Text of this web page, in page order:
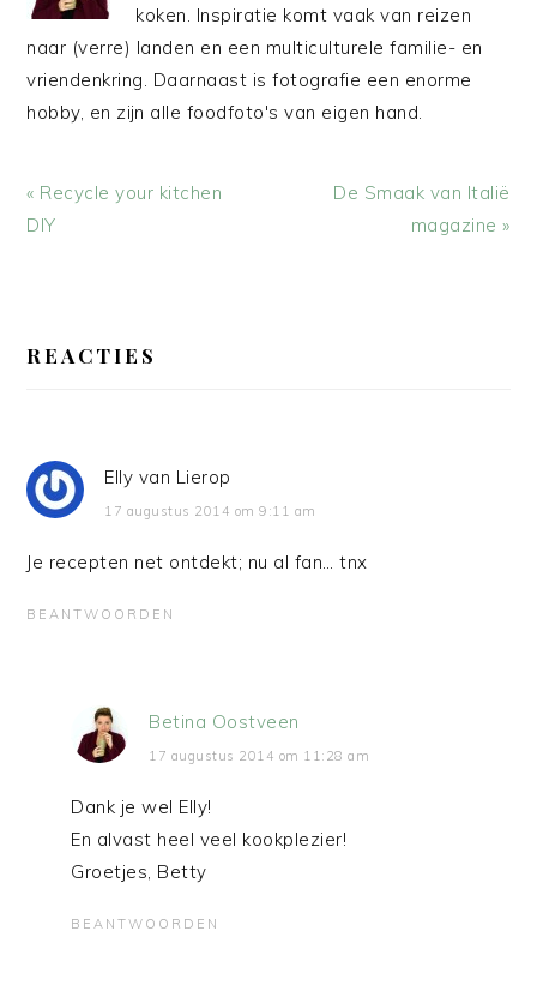
koken. Inspiratie komt vaak van reizen
naar (verre) landen en een multiculturele familie- en
vriendenkring. Daarnaast is fotografie een enorme
hobby, en zijn alle foodfoto's van eigen hand.
Vorig
bericht:
« Recycle your kitchen
DIY
Volgend
De Smaak van Italië
magazine »
INTERACTIES
REACTIES
Elly van Lierop
17 augustus 2014 om 9:11 am
Je recepten net ontdekt; nu al fan… tnx
BEANTWOORDEN
Betina Oostveen
17 augustus 2014 om 11:28 am
Dank je wel Elly!
En alvast heel veel kookplezier!
Groetjes, Betty
BEANTWOORDEN